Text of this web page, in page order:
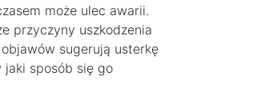
może ulec awarii.
przyczyny uszkodzenia
sugerują usterkę
jaki sposób się go